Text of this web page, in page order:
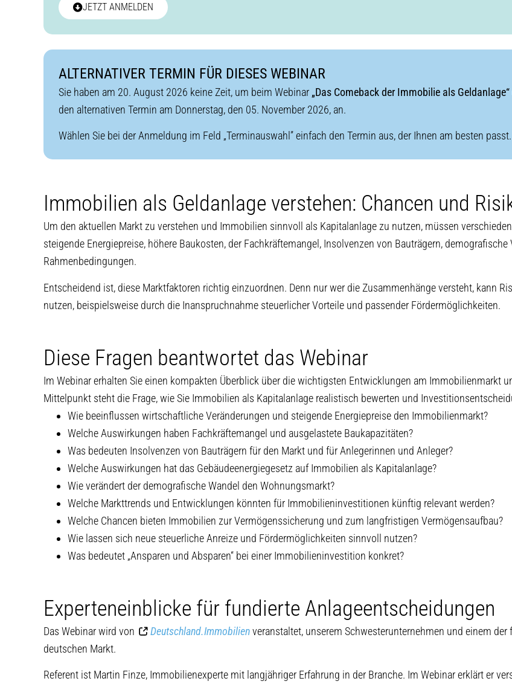
JETZT ANMELDEN
ALTERNATIVER TERMIN FÜR DIESES WEBINAR
Sie haben am 20. August 2026 keine Zeit, um beim Webinar „Das Comeback der Immobilie als Geldanlage“
den alternativen Termin am Donnerstag, den 05. November 2026, an.
Wählen Sie bei der Anmeldung im Feld „Terminauswahl” einfach den Termin aus, der Ihnen am besten passt.
Immobilien als Geldanlage verstehen: Chancen und
Um den aktuellen Markt zu verstehen und Immobilien sinnvoll als Kapitalanlage zu nutzen, müssen
steigende Energiepreise, höhere Baukosten, der Fachkräftemangel, Insolvenzen von Bauträgern,
Rahmenbedingungen.
Entscheidend ist, diese Marktfaktoren richtig einzuordnen. Denn nur wer die Zusammenhänge versteht, kann
nutzen, beispielsweise durch die Inanspruchnahme steuerlicher Vorteile und passender Fördermöglichkeiten.
Diese Fragen beantwortet das Webinar
Im Webinar erhalten Sie einen kompakten Überblick über die wichtigsten Entwicklungen am Immobilienmarkt
Mittelpunkt steht die Frage, wie Sie Immobilien als Kapitalanlage realistisch bewerten und
Wie beeinflussen wirtschaftliche Veränderungen und steigende Energiepreise den Immobilienmarkt?
Welche Auswirkungen haben Fachkräftemangel und ausgelastete Baukapazitäten?
Was bedeuten Insolvenzen von Bauträgern für den Markt und für Anlegerinnen und Anleger?
Welche Auswirkungen hat das Gebäudeenergiegesetz auf Immobilien als Kapitalanlage?
Wie verändert der demografische Wandel den Wohnungsmarkt?
Welche Markttrends und Entwicklungen könnten für Immobilieninvestitionen künftig relevant werden?
Welche Chancen bieten Immobilien zur Vermögenssicherung und zum langfristigen Vermögensaufbau?
Wie lassen sich neue steuerliche Anreize und Fördermöglichkeiten sinnvoll nutzen?
Was bedeutet „Ansparen und Absparen“ bei einer Immobilieninvestition konkret?
Experteneinblicke für fundierte Anlageentscheidungen
Das Webinar wird von Deutschland.Immobilienveranstaltet, unserem Schwesterunternehmen und einem
deutschen Markt.
Referent ist Martin Finze, Immobilienexperte mit langjähriger Erfahrung in der Branche. Im Webinar erklärt er